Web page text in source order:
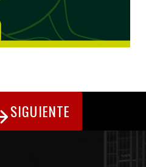
SIGUIENTE